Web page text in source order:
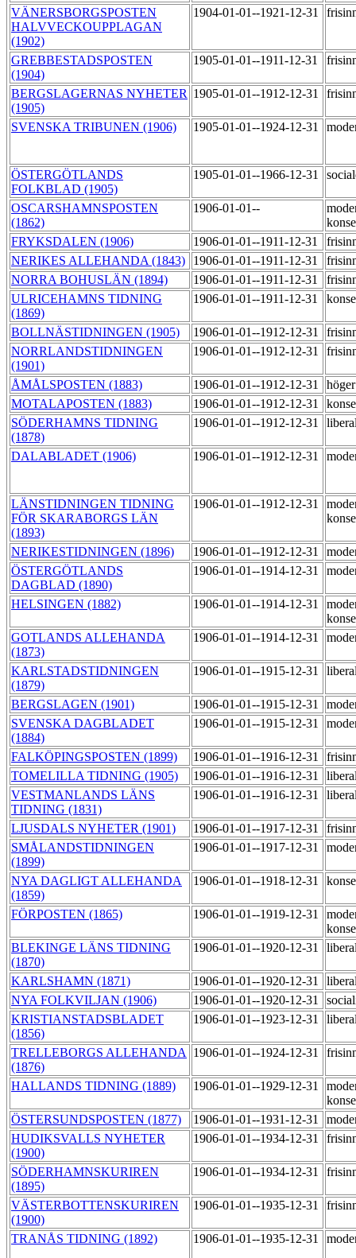
VÄNERSBORGSPOSTEN
HALVVECKOUPPLAGAN
(1902)
1904-01-01--1921-12-31
GREBBESTADSPOSTEN
(1904)
1905-01-01--1911-12-31
BERGSLAGERNAS NYHETER
(1905)
1905-01-01--1912-12-31
SVENSKA TRIBUNEN (1906) 1905-01-01--1924-12-31
ÖSTERGÖTLANDS
FOLKBLAD (1905)
1905-01-01--1966-12-31
OSCARSHAMNSPOSTEN
(1862)
1906-01-01--
FRYKSDALEN (1906)
1906-01-01--1911-12-31
NERIKES ALLEHANDA (1843)
1906-01-01--1911-12-31
NORRA BOHUSLÄN (1894)
1906-01-01--1911-12-31
ULRICEHAMNS TIDNING
(1869)
1906-01-01--1911-12-31
BOLLNÄSTIDNINGEN (1905) 1906-01-01--1912-12-31
NORRLANDSTIDNINGEN
(1901)
1906-01-01--1912-12-31
ÅMÅLSPOSTEN (1883) 1906-01-01--1912-12-31
MOTALAPOSTEN (1883)
1906-01-01--1912-12-31
SÖDERHAMNS TIDNING
(1878)
1906-01-01--1912-12-31
DALABLADET (1906) 1906-01-01--1912-12-31
LÄNSTIDNINGEN TIDNING
FÖR SKARABORGS LÄN
(1893)
1906-01-01--1912-12-31
NERIKESTIDNINGEN (1896) 1906-01-01--1912-12-31
ÖSTERGÖTLANDS
DAGBLAD (1890)
1906-01-01--1914-12-31
HELSINGEN (1882) 1906-01-01--1914-12-31
GOTLANDS ALLEHANDA
(1873)
1906-01-01--1914-12-31
KARLSTADSTIDNINGEN
(1879)
1906-01-01--1915-12-31
BERGSLAGEN (1901) 1906-01-01--1915-12-31
SVENSKA DAGBLADET
(1884)
1906-01-01--1915-12-31
FALKÖPINGSPOSTEN (1899) 1906-01-01--1916-12-31
TOMELILLA TIDNING (1905)
1906-01-01--1916-12-31
VESTMANLANDS LÄNS
TIDNING (1831)
1906-01-01--1916-12-31
LJUSDALS NYHETER (1901) 1906-01-01--1917-12-31
SMÅLANDSTIDNINGEN
(1899)
1906-01-01--1917-12-31
NYA DAGLIGT ALLEHANDA
(1859)
1906-01-01--1918-12-31
FÖRPOSTEN (1865) 1906-01-01--1919-12-31
BLEKINGE LÄNS TIDNING
(1870)
1906-01-01--1920-12-31
KARLSHAMN (1871) 1906-01-01--1920-12-31
NYA FOLKVILJAN (1906)
1906-01-01--1920-12-31
KRISTIANSTADSBLADET
(1856)
1906-01-01--1923-12-31
TRELLEBORGS ALLEHANDA
(1876)
1906-01-01--1924-12-31
HALLANDS TIDNING (1889) 1906-01-01--1929-12-31
ÖSTERSUNDSPOSTEN (1877)
1906-01-01--1931-12-31
HUDIKSVALLS NYHETER
(1900)
1906-01-01--1934-12-31
SÖDERHAMNSKURIREN
(1895)
1906-01-01--1934-12-31
VÄSTERBOTTENSKURIREN
(1900)
1906-01-01--1935-12-31
TRANÅS TIDNING (1892) 1906-01-01--1935-12-31